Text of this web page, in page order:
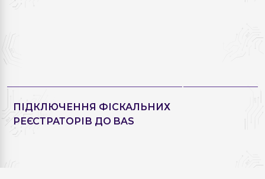
ПІДКЛЮЧЕННЯ ФІСКАЛЬНИХ
РЕЄСТРАТОРІВ ДО BAS